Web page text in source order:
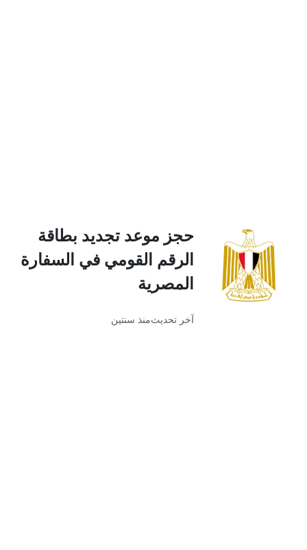
حجز موعد تجديد بطاقة
الرقم القومي في السفارة
المصرية
آخر تحديثمنذ سنتين